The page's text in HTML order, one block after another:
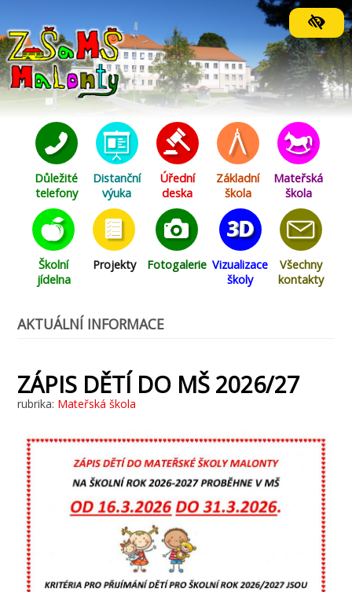
Důležité
telefony
Distanční
výuka
Úřední
deska
Základní
škola
Mateřská
škola
Školní
jídelna
Projekty Fotogalerie Vizualizace
školy
Všechny
kontakty
AKTUÁLNÍ INFORMACE
ZÁPIS DĚTÍ DO MŠ 2026/27
rubrika: Mateřská škola